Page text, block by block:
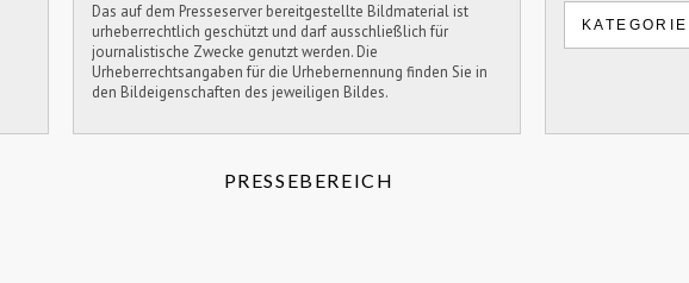
Das auf dem Presseserver bereitgestellte Bildmaterial ist
urheberrechtlich geschützt und darf ausschließlich für
journalistische Zwecke genutzt werden. Die
Urheberrechtsangaben für die Urhebernennung finden Sie in
den Bildeigenschaften des jeweiligen Bildes.
PRESSEBEREICH